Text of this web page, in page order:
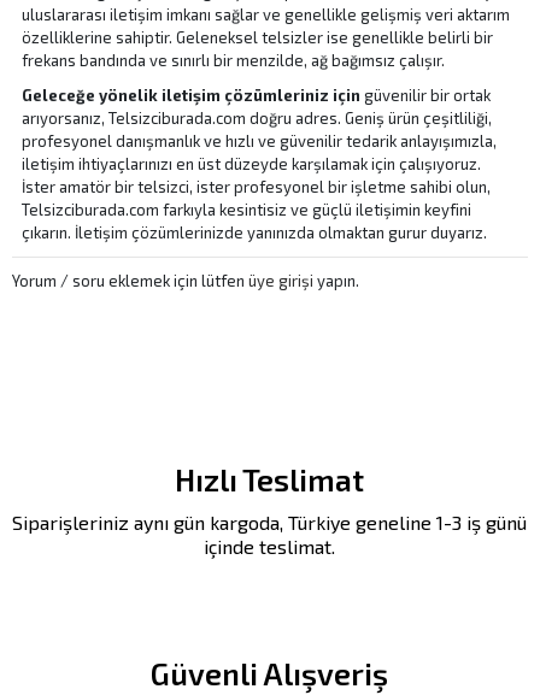
uluslararası iletişim imkanı sağlar ve genellikle gelişmiş veri aktarım
özelliklerine sahiptir. Geleneksel telsizler ise genellikle belirli bir
frekans bandında ve sınırlı bir menzilde, ağ bağımsız çalışır.
Geleceğe yönelik iletişim çözümleriniz için güvenilir bir ortak
arıyorsanız, Telsizciburada.com doğru adres.Geniş ürün çeşitliliği,
profesyonel danışmanlık vehızlı ve güvenilir tedarikanlayışımızla,
iletişim ihtiyaçlarınızı en üst düzeyde karşılamak için çalışıyoruz.
İster amatör bir telsizci, ister profesyonel bir işletme sahibi olun,
Telsizciburada.com farkıyla kesintisiz ve güçlü iletişimin keyfini
çıkarın. İletişim çözümlerinizde yanınızda olmaktan gurur duyarız.
Yorum / soru eklemek için lütfenüye girişiyapın.
Hızlı Teslimat
Siparişleriniz aynı gün kargoda, Türkiye geneline 1-3 iş günü
içinde teslimat.
Güvenli Alışveriş